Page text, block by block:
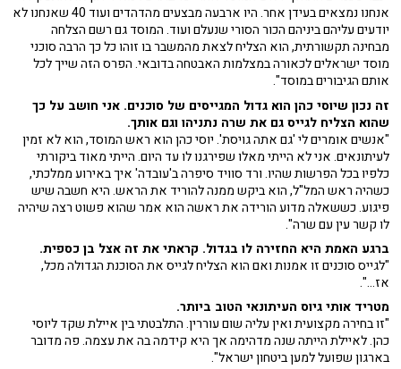
אנחנו נמצאים בעידן אחר. היו ארבעה מבצעים מהדהדים ועוד 40 שאנחנו לא
יודעים עליהם ביניהם הכור הסורי שנעלם ועוד. המוסד גם רשם הצלחה
מבחינה תקשורתית, הוא הצליח לצאת מהמשבר בו זוהו כל כך הרבה סוכני
מוסד ישראלים לכאורה במצלמות האבטחה בדובאי. הפרס הזה שייך לכל
אותם הגיבורים במוסד".
זה נכון שיוסי כהן הוא גדול המגייסים של סוכנים. אני חושב על כך
שהוא הצליח לגייס גם את שרה נתניהו וגם אותך.
"אנשים אומרים לי 'גם אתה גויסת'. יוסי כהן הוא ראש המוסד, הוא לא זמין
לעיתונאים. אני לא הייתי מאלו שפירגנו לו עד היום. הייתי מאוד ביקורתי
כלפיו בכל הפרשות שהיו. ורד סוויד סיפרה ב'עובדה' איך באירוע ממלכתי,
כשהיה ראש המל"ל, הוא ביקש ממנה להוריד את הראש. היא חשבה שיש
פיגוע. כששאלה מדוע הורידה את ראשה הוא אמר שהוא פשוט רצה שיהיה
לו קשר עין עם שרה".
ברגע האמת היא החזירה לו בגדול. קראתי את זה אצל בן כספית.
"לגייס סוכנים זו אמנות ואם הוא הצליח לגייס את הסוכנת הגדולה מכל,
אז...".
מטריד אותי גיוס העיתונאי הטוב ביותר.
"זו בחירה מקצועית ואין עליה שום עוררין. התלבטתי בין איילת שקד ליוסי
כהן. לאיילת הייתה שנה מדהימה אך היא קידמה בה את עצמה. פה מדובר
בארגון שפועל למען ביטחון ישראל".